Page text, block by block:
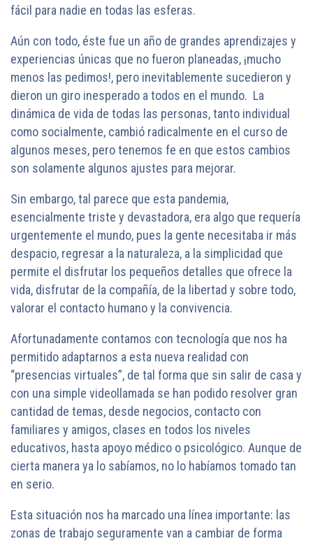
fácil para nadie en todas las esferas.
Aún con todo, éste fue un año de grandes aprendizajes y
experiencias únicas que no fueron planeadas, ¡mucho
menos las pedimos!, pero inevitablemente sucedieron y
dieron un giro inesperado a todos en el mundo. La
dinámica de vida de todas las personas, tanto individual
como socialmente, cambió radicalmente en el curso de
algunos meses, pero tenemos fe en que estos cambios
son solamente algunos ajustes para mejorar.
Sin embargo, tal parece que esta pandemia,
esencialmente triste y devastadora, era algo que requería
urgentemente el mundo, pues la gente necesitaba ir más
despacio, regresar a la naturaleza, a la simplicidad que
permite el disfrutar los pequeños detalles que ofrece la
vida, disfrutar de la compañía, de la libertad y sobre todo,
valorar el contacto humano y la convivencia.
Afortunadamente contamos con tecnología que nos ha
permitido adaptarnos a esta nueva realidad con
“presencias virtuales”, de tal forma que sin salir de casa y
con una simple videollamada se han podido resolver gran
cantidad de temas, desde negocios, contacto con
familiares y amigos, clases en todos los niveles
educativos, hasta apoyo médico o psicológico. Aunque de
cierta manera ya lo sabíamos, no lo habíamos tomado tan
en serio.
Esta situación nos ha marcado una línea importante: las
zonas de trabajo seguramente van a cambiar de forma